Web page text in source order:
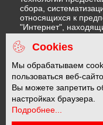
сбора,
относящихся к
"Интернет",
Федерации)
Правила
Политика в
Политика обработки
16 +
Cookies
Мы обрабатываем
пользоваться веб-
Вы можете запретить
настройках браузера.
Подробнее...